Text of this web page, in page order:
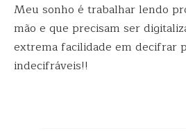
Meu sonho é trabalhar lendo
mão e que precisam ser
extrema facilidade em decifrar
indecifráveis!!